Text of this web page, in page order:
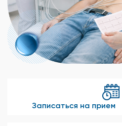
Записаться на прием